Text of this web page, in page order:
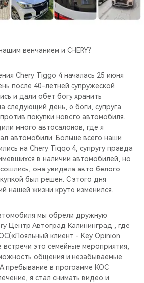
венчанием и CHERY?
Chery Tiggo 4 началась 25 июня
после 40-летней супружеской
и дали обет богу хранить
следующий день, о боги, супруга
покупки нового автомобиля.
много автосалонов, где я
автомобили. Больше всего наши
на Chery Tiqqo 4, супругу правда
в наличии автомобилей, но
она увидела авто белого
был решен. С этого дня
нашей жизни круто изменился.
мы обрели дружную
Центр Автоград Калининград , где
клиент - Key Opinion
встречи это семейные мероприятия,
общения и незабываемые
пребывание в программе КОС
я стал снимать видео и